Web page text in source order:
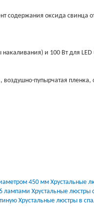
содержания оксида свинца
накаливания) и 100 Вт для
воздушно-пупырчатая пленка,
450 мм Хрустальные
лампами Хрустальные люстры
Хрустальные люстры в